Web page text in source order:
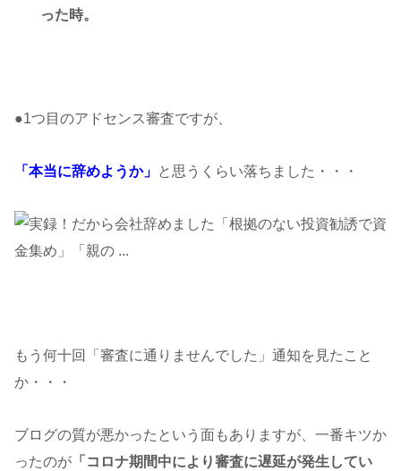
った時。
●1つ目のアドセンス審査ですが、
「本当に辞めようか」 と思うくらい落ちました・・・
もう何十回「審査に通りませんでした」通知を見たこと
か・・・
ブログの質が悪かったという面もありますが、一番キツか
ったのが 「コロナ期間中により審査に遅延が発生してい